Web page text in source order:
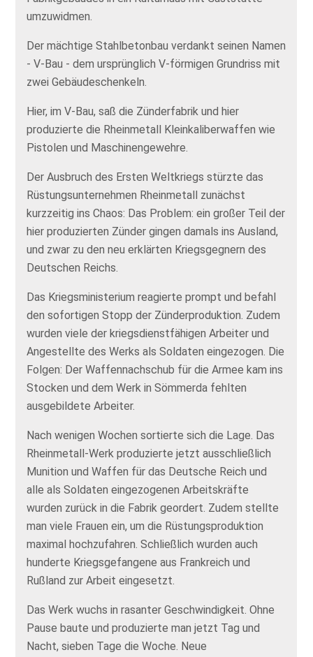
umzuwidmen.
Der mächtige Stahlbetonbau verdankt seinen Namen
- V-Bau - dem ursprünglich V-förmigen Grundriss mit
zwei Gebäudeschenkeln.
Hier, im V-Bau, saß die Zünderfabrik und hier
produzierte die Rheinmetall Kleinkaliberwaffen wie
Pistolen und Maschinengewehre.
Der Ausbruch des Ersten Weltkriegs stürzte das
Rüstungsunternehmen Rheinmetall zunächst
kurzzeitig ins Chaos: Das Problem: ein großer Teil der
hier produzierten Zünder gingen damals ins Ausland,
und zwar zu den neu erklärten Kriegsgegnern des
Deutschen Reichs.
Das Kriegsministerium reagierte prompt und befahl
den sofortigen Stopp der Zünderproduktion. Zudem
wurden viele der kriegsdienstfähigen Arbeiter und
Angestellte des Werks als Soldaten eingezogen. Die
Folgen: Der Waffennachschub für die Armee kam ins
Stocken und dem Werk in Sömmerda fehlten
ausgebildete Arbeiter.
Nach wenigen Wochen sortierte sich die Lage. Das
Rheinmetall-Werk produzierte jetzt ausschließlich
Munition und Waffen für das Deutsche Reich und
alle als Soldaten eingezogenen Arbeitskräfte
wurden zurück in die Fabrik geordert. Zudem stellte
man viele Frauen ein, um die Rüstungsproduktion
maximal hochzufahren. Schließlich wurden auch
hunderte Kriegsgefangene aus Frankreich und
Rußland zur Arbeit eingesetzt.
Das Werk wuchs in rasanter Geschwindigkeit. Ohne
Pause baute und produzierte man jetzt Tag und
Nacht, sieben Tage die Woche. Neue